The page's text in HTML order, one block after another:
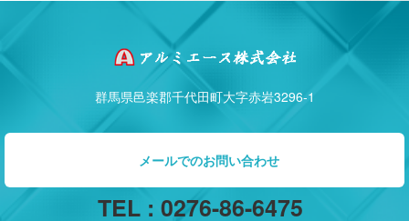
群馬県邑楽郡千代田町大字赤岩3296-1
メールでのお問い合わせ
TEL : 0276-86-6475